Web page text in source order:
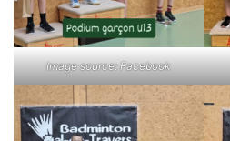
Image source: Facebook